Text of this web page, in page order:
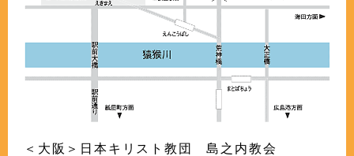
＜大阪＞日本キリスト教団 島之内教会